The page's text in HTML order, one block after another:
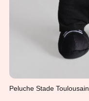
Peluche Stade Toulousain